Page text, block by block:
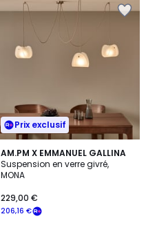
Prix exclusif
AM.PM X EMMANUEL GALLINA
Suspension en verre givré,
MONA
206,16 €
229,00 €